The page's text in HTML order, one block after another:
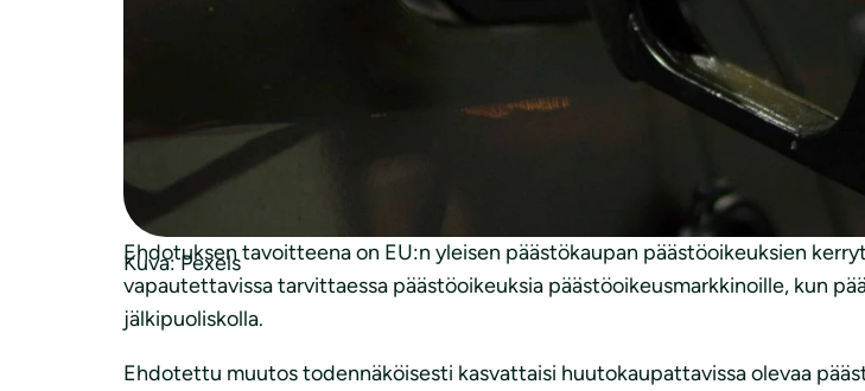
Kuva: Pexels
Valtioneuvoston kirjelmä eduskunnalle komission ehdotuksesta Euroopan
muuttamisesta markkinavakausvarannossa olevien päästöoikeuksien
Suomen luonnonsuojeluliitto kiittää lausuntopyynnöstä ja toteaa seuraavaa:
Liiton mukaan markkinavakausvarannon tarkoitusta hillitä päästöoikeuksien
ohjausvaikutuksesta tulee pitää kiinni. Aiemmin sovittujen sääntöjen
Ehdotuksen tavoitteena on EU:n yleisen päästökaupan päästöoikeuksien
vapautettavissa tarvittaessa päästöoikeuksia päästöoikeusmarkkinoille, kun
jälkipuoliskolla.
Ehdotettu muutos todennäköisesti kasvattaisi huutokaupattavissa olevaa